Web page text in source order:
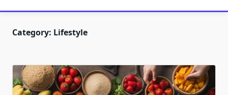
Category: Lifestyle